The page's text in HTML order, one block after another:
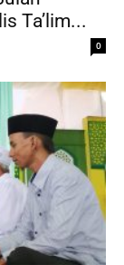
Ta’lim...
0